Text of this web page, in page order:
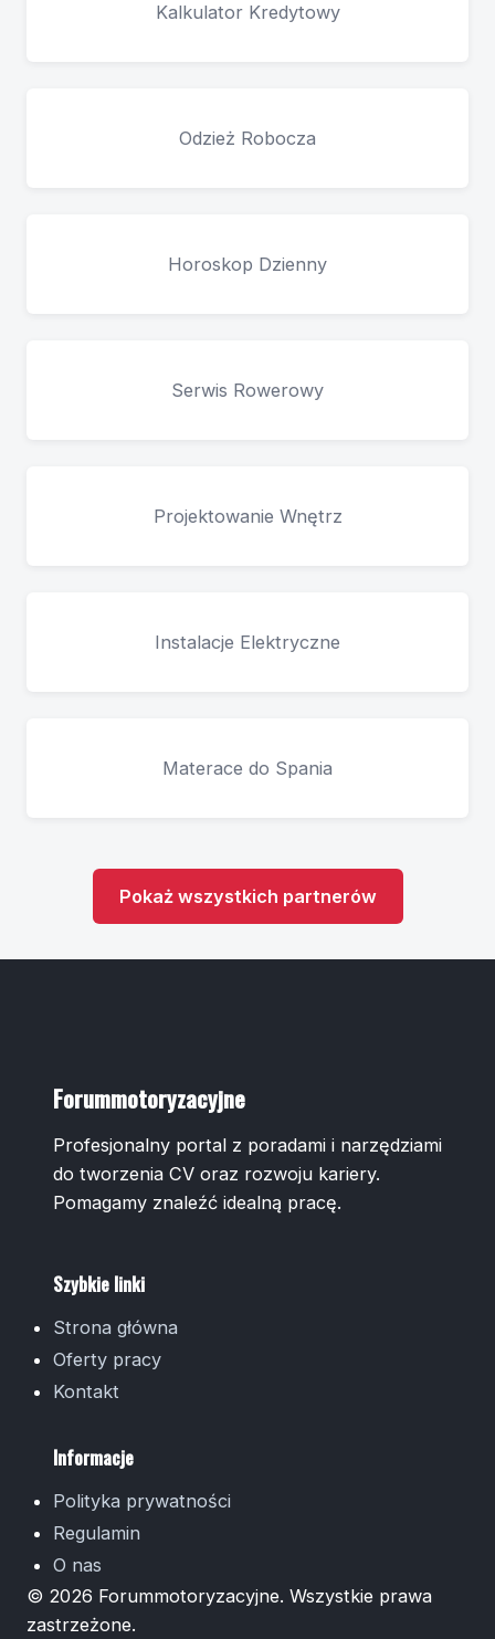
Kalkulator Kredytowy
Odzież Robocza
Horoskop Dzienny
Serwis Rowerowy
Projektowanie Wnętrz
Instalacje Elektryczne
Materace do Spania
Pokaż wszystkich partnerów
Forummotoryzacyjne
Profesjonalny portal z poradami i narzędziami
do tworzenia CV oraz rozwoju kariery.
Pomagamy znaleźć idealną pracę.
Szybkie linki
Strona główna
Oferty pracy
Kontakt
Informacje
Polityka prywatności
Regulamin
O nas
© 2026 Forummotoryzacyjne. Wszystkie prawa
zastrzeżone.